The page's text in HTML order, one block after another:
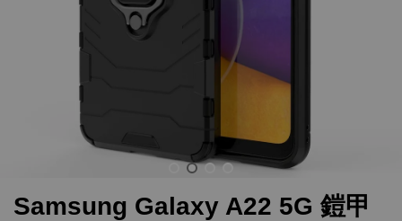
Samsung Galaxy A22 5G 鎧甲